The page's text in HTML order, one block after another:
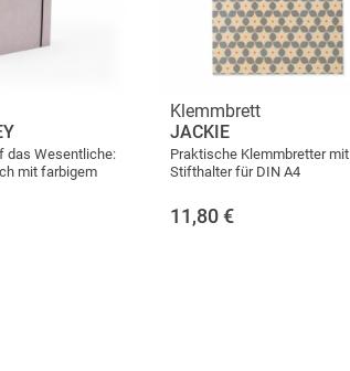
das Wesentliche:
mit farbigem
Klemmbrett
JACKIE
Praktische Klemmbretter mit
Stifthalter für DIN A4
11,80 €